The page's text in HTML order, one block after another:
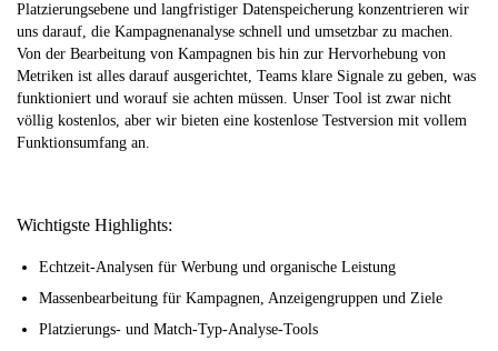
Platzierungsebene und langfristiger Datenspeicherung konzentrieren wir
uns darauf, die Kampagnenanalyse schnell und umsetzbar zu machen.
Von der Bearbeitung von Kampagnen bis hin zur Hervorhebung von
Metriken ist alles darauf ausgerichtet, Teams klare Signale zu geben, was
funktioniert und worauf sie achten müssen. Unser Tool ist zwar nicht
völlig kostenlos, aber wir bieten eine kostenlose Testversion mit vollem
Funktionsumfang an.
Wichtigste Highlights:
Echtzeit-Analysen für Werbung und organische Leistung
Massenbearbeitung für Kampagnen, Anzeigengruppen und Ziele
Platzierungs- und Match-Typ-Analyse-Tools